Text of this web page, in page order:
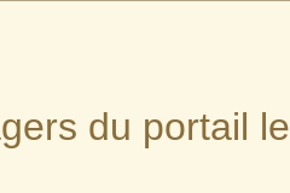
du portail